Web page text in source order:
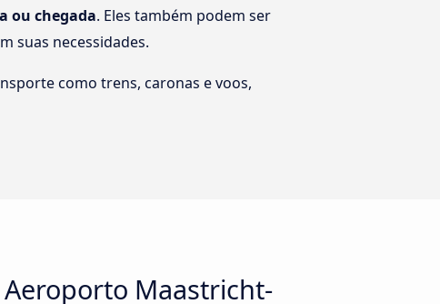
ou chegada. Eles também podem ser
suas necessidades.
como trens, caronas e voos,
Maastricht-